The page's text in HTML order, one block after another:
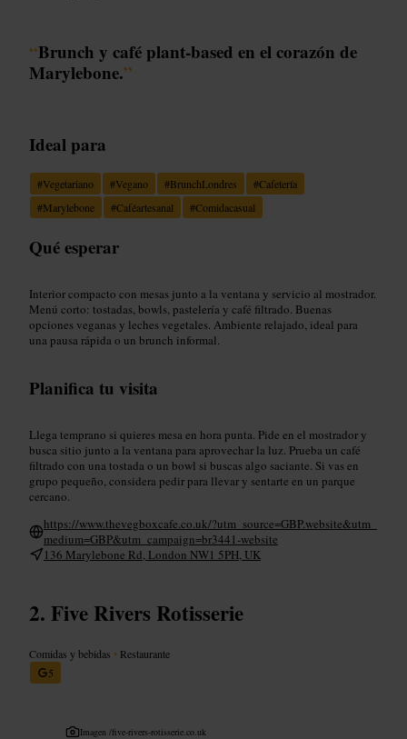
“Brunch y café plant-based en el corazón de
Marylebone.”
Ideal para
#Vegetariano #Vegano #BrunchLondres #Cafetería
#Marylebone #Caféartesanal #Comidacasual
Qué esperar
Interior compacto con mesas junto a la ventana y servicio al mostrador.
Menú corto: tostadas, bowls, pastelería y café filtrado. Buenas
opciones veganas y leches vegetales. Ambiente relajado, ideal para
una pausa rápida o un brunch informal.
Planifica tu visita
Llega temprano si quieres mesa en hora punta. Pide en el mostrador y
busca sitio junto a la ventana para aprovechar la luz. Prueba un café
filtrado con una tostada o un bowl si buscas algo saciante. Si vas en
grupo pequeño, considera pedir para llevar y sentarte en un parque
cercano.
https://www.thevegboxcafe.co.uk/?utm_source=GBP.website&utm_
medium=GBP&utm_campaign=br3441-website
136 Marylebone Rd, London NW1 5PH, UK
Five Rivers Rotisserie
Comidas y bebidas • Restaurante
5
Imagen /five-rivers-rotisserie.co.uk